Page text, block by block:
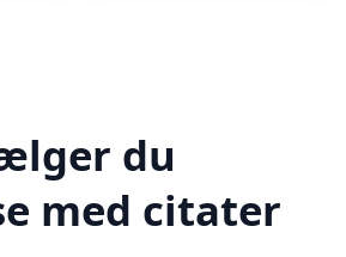
du
med citater